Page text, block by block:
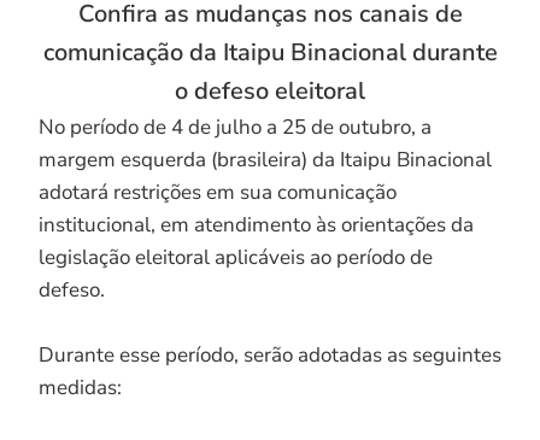
Confira as mudanças nos canais de
comunicação da Itaipu Binacional durante
o defeso eleitoral
No período de 4 de julho a 25 de outubro, a
margem esquerda (brasileira) da Itaipu Binacional
adotará restrições em sua comunicação
institucional, em atendimento às orientações da
legislação eleitoral aplicáveis ao período de
defeso.
Durante esse período, serão adotadas as seguintes
medidas: